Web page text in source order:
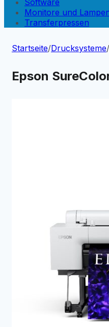
Software
Monitore und
Transferpressen
Startseite/Drucksysteme/
Epson